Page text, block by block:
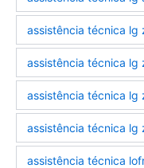
assistência técnica lg
assistência técnica lg
assistência técnica lg
assistência técnica lg
assistência técnica